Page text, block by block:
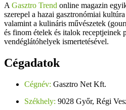
A Gasztro Trend online magazin
szerepel a hazai gasztronómiai
valamint a kulináris művészetek
és finom ételek és italok receptjeinek
vendéglátóhelyek ismertetésével.
Cégadatok
Cégnév: Gasztro Net Kft.
Székhely: 9028 Győr, Régi